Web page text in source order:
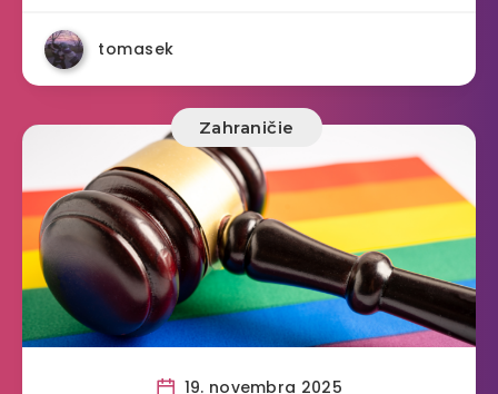
tomasek
Zahraničie
19. novembra 2025